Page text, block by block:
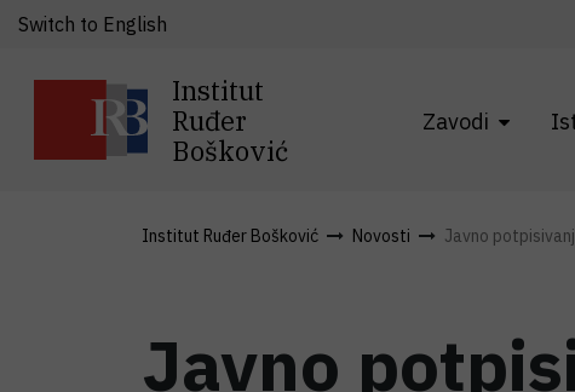
Institut
Ruđer
Bošković
Zavodi
Switch to English
Institut Ruđer Bošković Novosti Javno
Javno